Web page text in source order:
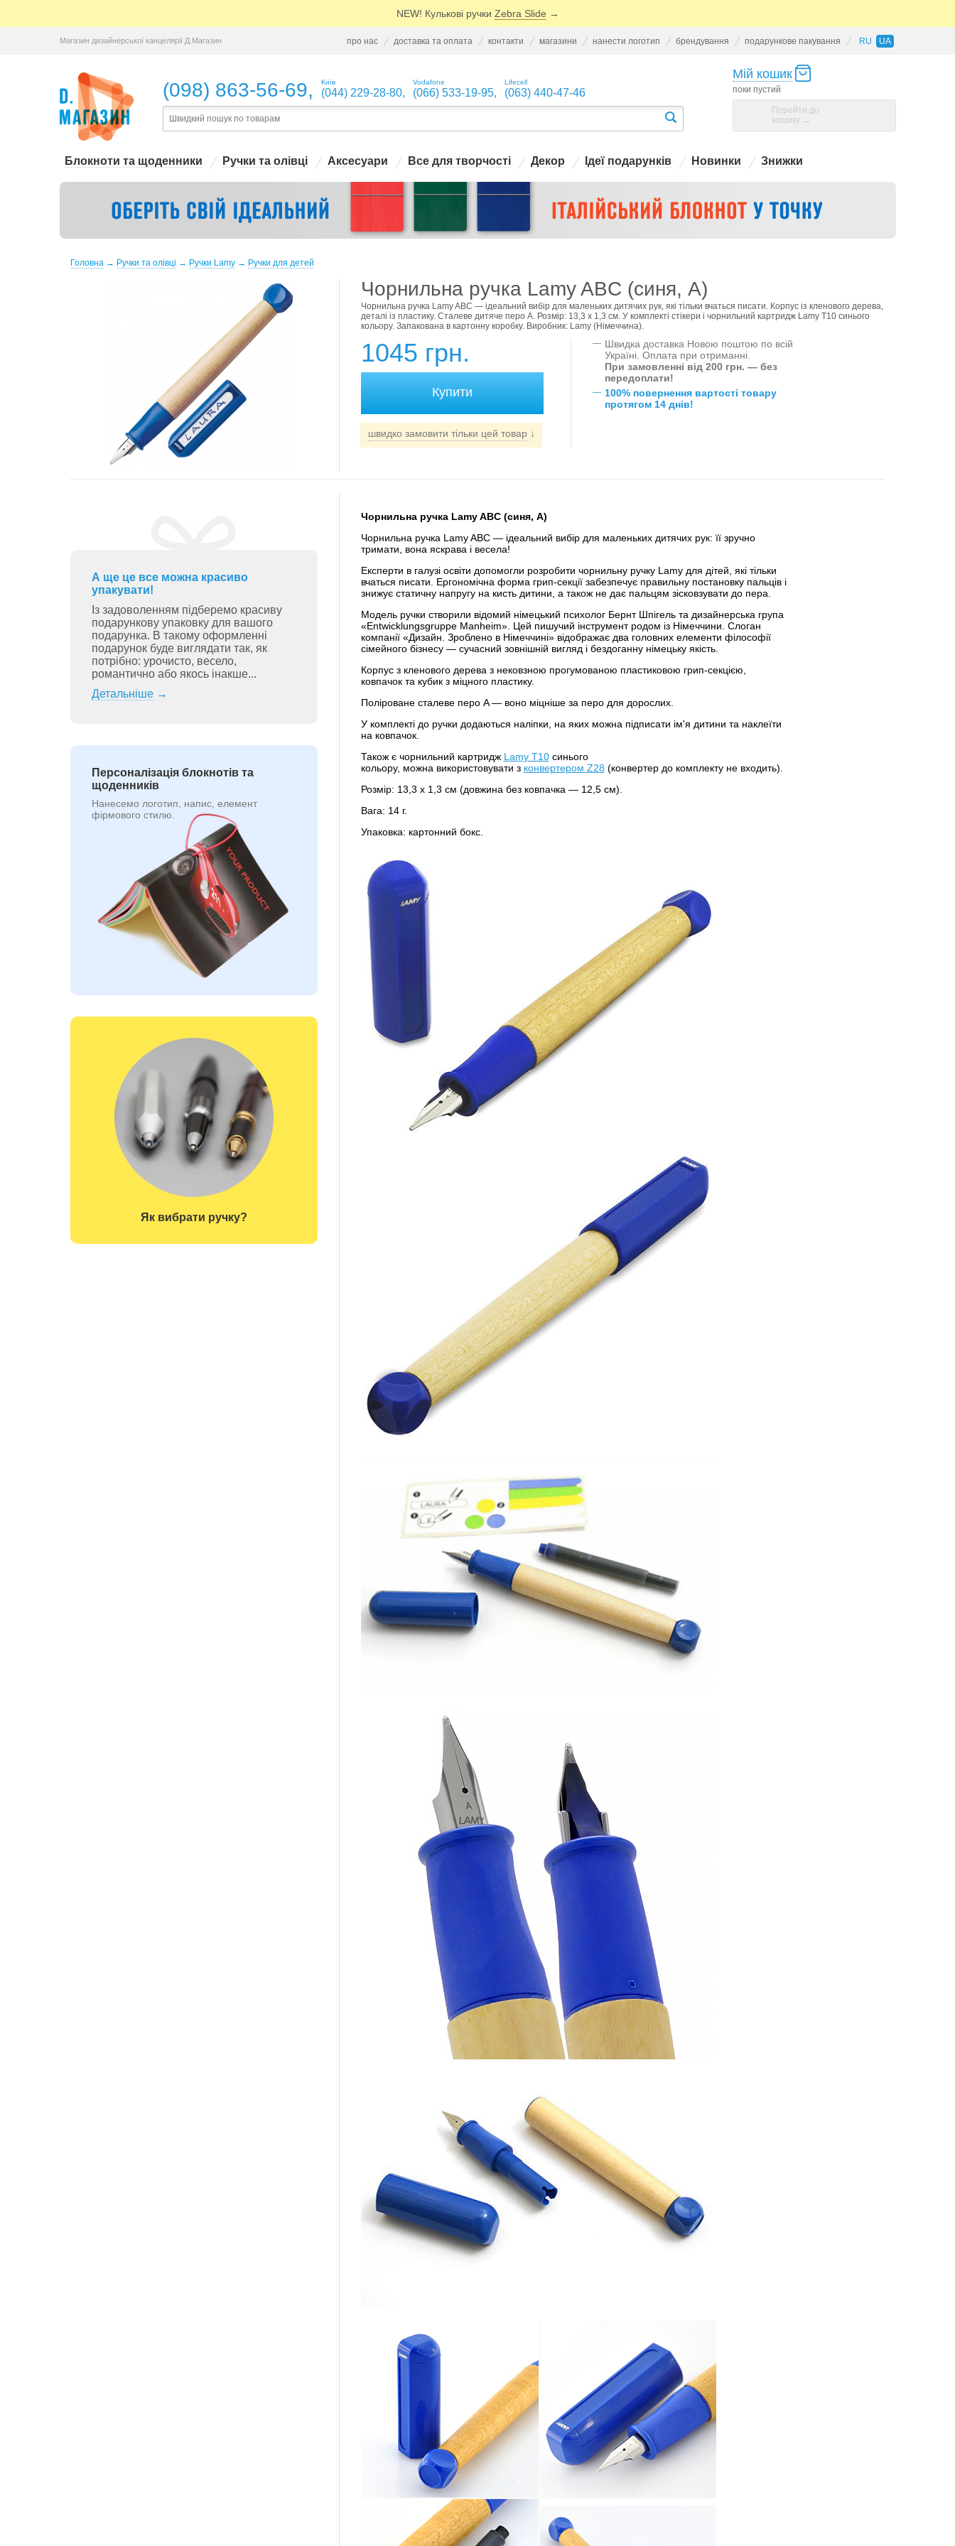
NEW! Кулькові ручки Zebra Slide →
Магазин дизайнерської канцелярії Д.Магазин про нас доставка та оплата контакти магазини нанести логотип брендування подарункове пакування RU UA
(098) 863-56-69, Київ
(044) 229-28-80,
Vodafone
(066) 533-19-95,
Lifecell
(063) 440-47-46
Мій кошик
поки пустий
Перейти до
кошику →
Блокноти та щоденники Ручки та олівці Аксесуари Все для творчості Декор Ідеї подарунків Новинки Знижки
Головна → Ручки та олівці → Ручки Lamy → Ручки для детей
Чорнильна ручка Lamy ABC (синя, A)
Чорнильна ручка Lamy ABC — ідеальний вибір для маленьких дитячих рук, які тільки вчаться писати. Корпус із кленового дерева,
деталі із пластику. Сталеве дитяче перо А. Розмір: 13,3 x 1,3 см. У комплекті стікери і чорнильний картридж Lamy Т10 синього
кольору. Запакована в картонну коробку. Виробник: Lamy (Німеччина).
1045 грн.
швидко замовити тільки цей товар↓
— Швидка доставка Новою поштою по всій
Україні. Оплата при отриманні.
При замовленні від 200 грн. — без
передоплати!
— 100% повернення вартості товару
протягом 14 днів!
А ще це все можна красиво
упакувати!
Із задоволенням підберемо красиву
подарункову упаковку для вашого
подарунка. В такому оформленні
подарунок буде виглядати так, як
потрібно: урочисто, весело,
романтично або якось інакше...
Детальніше→
Персоналізація блокнотів та
щоденників
Нанесемо логотип, напис, елемент
фірмового стилю.
Як вибрати ручку?
Чорнильна ручка Lamy ABC (синя, A)
Чорнильна ручка Lamy ABC — ідеальний вибір для маленьких дитячих рук: її зручно
тримати, вона яскрава і весела!
Експерти в галузі освіти допомогли розробити чорнильну ручку Lamy для дітей, які тільки
вчаться писати. Ергономічна форма грип-секції забезпечує правильну постановку пальців і
знижує статичну напругу на кисть дитини, а також не дає пальцям зісковзувати до пера.
Модель ручки створили відомий німецький психолог Бернт Шпігель та дизайнерська група
«Entwicklungsgruppe Manheim». Цей пишучий інструмент родом із Німеччини. Слоган
компанії «Дизайн. Зроблено в Німеччині» відображає два головних елементи філософії
сімейного бізнесу — сучасний зовнішній вигляд і бездоганну німецьку якість.
Корпус з кленового дерева з нековзною прогумованою пластиковою грип-секцією,
ковпачок та кубик з міцного пластику.
Поліроване сталеве перо A — воно міцніше за перо для дорослих.
У комплекті до ручки додаються наліпки, на яких можна підписати ім'я дитини та наклеїти
на ковпачок.
Також є чорнильний картридж Lamy Т10синього
кольору, можна використовувати з конвертером Z28 (конвертер до комплекту не входить).
Розмір: 13,3 x 1,3 см (довжина без ковпачка — 12,5 см).
Вага: 14 г.
Упаковка: картонний бокс.